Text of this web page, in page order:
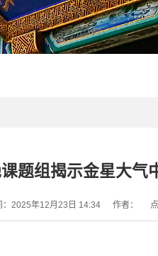
题组揭示金星大气
：2025年12月23日 14:34 作者：